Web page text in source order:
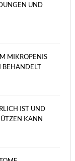
UND
MIKROPENIS
BEHANDELT
IST UND
KANN